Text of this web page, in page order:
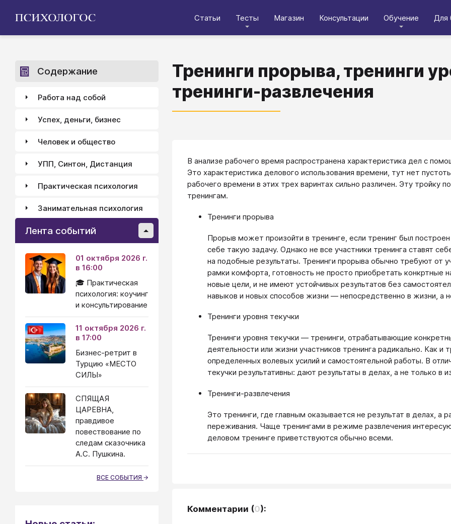
Статьи Тесты Магазин Консультации Обучение Для
Тренинги прорыва, тренинги
тренинги-развлечения
В анализе рабочего время распространена характеристика дел с
Это характеристика делового использования времени, тут нет
рабочего времени в этих трех варинтах сильно различен. Эту тройку
тренингам.
Тренинги прорыва
Прорыв может произойти в тренинге, если тренинг был
себе такую задачу. Однако не все участники тренинга ставят
на подобные результаты. Тренинги прорыва обычно требуют от
рамки комфорта, готовность не просто приобретать конкртные
новые цели, и не имеют устойчивых результатов без
навыков и новых способов жизни ― непосредственно в жизни, а
Тренинги уровня текучки
Тренинги уровня текучки ― тренинги, отрабатывающие
деятельности или жизни участников тренинга радикально. Как и
определенных волевых усилий и самостоятельной работы. В
текучки результативны: дают результаты в делах, а не только в
Тренинги-развлечения
Это тренинги, где главным оказывается не результат в делах,
переживания. Чаще тренингами в режиме развлечения
деловом тренинге приветствуются обычно всеми.
Комментарии (0):
Содержание
Работа над собой
Успех, деньги, бизнес
Человек и общество
УПП, Синтон, Дистанция
Практическая психология
Занимательная психология
Лента событий
01 октября 2026 г.
в 16:00
🎓 Практическая
психология: коучинг
и консультирование
11 октября 2026 г.
в 17:00
Бизнес-ретрит в
Турцию «МЕСТО
СИЛЫ»
СПЯЩАЯ
ЦАРЕВНА,
правдивое
повествование по
следам сказочника
А.С. Пушкина.
ВСЕ СОБЫТИЯ